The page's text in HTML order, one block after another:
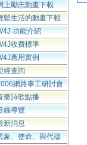
上勵志動畫下載
鬆生活的動畫下載
功能介紹
收費標準
應用實例
經查詢
網路事工研討會
樂詩歌點播
錄導覽
新消息
象、使命、與代禱